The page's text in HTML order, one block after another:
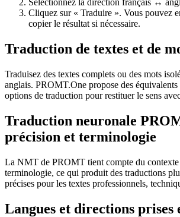
Sélectionnez la direction français ↔
Cliquez sur « Traduire ». Vous pouvez
copier le résultat si nécessaire.
Traduction de textes et de
Traduisez des textes complets ou des mots
anglais. PROMT.One propose des
options de traduction pour restituer le sens
Traduction neuronale
précision et terminologie
La NMT de PROMT tient compte du contexte
terminologie, ce qui produit des traductions
précises pour les textes professionnels,
Langues et directions prises